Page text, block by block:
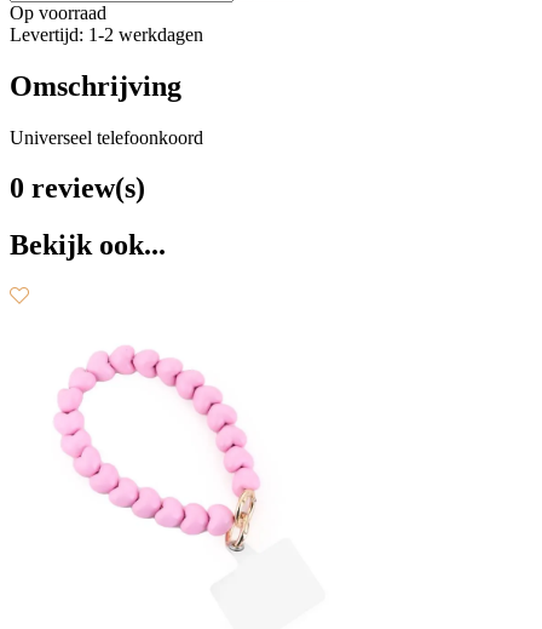
Op voorraad
Levertijd: 1-2 werkdagen
Omschrijving
Universeel telefoonkoord
0 review(s)
Bekijk ook...